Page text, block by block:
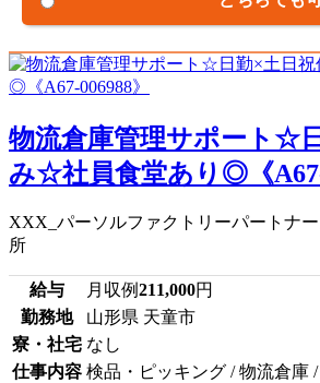
物流倉庫管理サポート☆
み☆社員食堂あり◎《A67-
XXX_パーソルファクトリーパートナ
所
給与 月収例211,000円
勤務地
山形県 天童市
寮・社宅 なし
仕事内容 検品・ピッキング / 物流倉庫